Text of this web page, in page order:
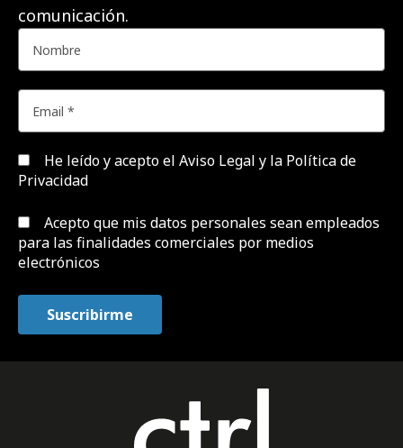
comunicación.
He leído y acepto el Aviso Legal y la Política de
Privacidad
Acepto que mis datos personales sean empleados
para las finalidades comerciales por medios
electrónicos